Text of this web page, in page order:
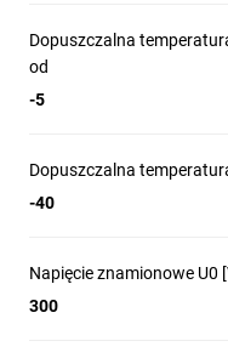
Dopuszczalna
od
-5
Dopuszczalna
-40
Napięcie znamionowe U0
300